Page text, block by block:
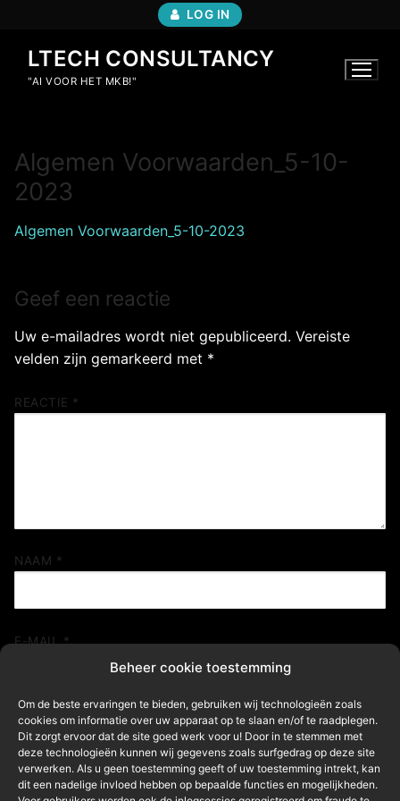
Beheer cookie toestemming
Om de beste ervaringen te bieden, gebruiken wij technologieën zoals
cookies om informatie over uw apparaat op te slaan en/of te raadplegen.
Dit zorgt ervoor dat de site goed werk voor u! Door in te stemmen met
deze technologieën kunnen wij gegevens zoals surfgedrag op deze site
verwerken. Als u geen toestemming geeft of uw toestemming intrekt, kan
dit een nadelige invloed hebben op bepaalde functies en mogelijkheden.
inhoud
LOG IN
LTECH CONSULTANCY
"AI VOOR HET MKB!"
Algemen Voorwaarden_5-10-
2023
Algemen Voorwaarden_5-10-2023
Geef een reactie
Uw e-mailadres wordt niet gepubliceerd. Vereiste
velden zijn gemarkeerd met *
REACTIE *
NAAM *
E-MAIL*
SITE